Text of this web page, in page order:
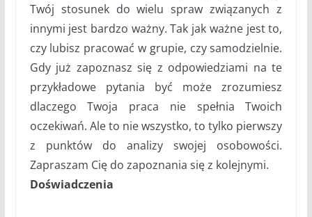
Twój stosunek do wielu spraw związanych z
innymi jest bardzo ważny. Tak jak ważne jest to,
czy lubisz pracować w grupie, czy samodzielnie.
Gdy już zapoznasz się z odpowiedziami na te
przykładowe pytania być może zrozumiesz
dlaczego Twoja praca nie spełnia Twoich
oczekiwań. Ale to nie wszystko, to tylko pierwszy
z punktów do analizy swojej osobowości.
Zapraszam Cię do zapoznania się z kolejnymi.
Doświadczenia